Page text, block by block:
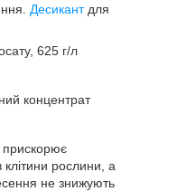
Десикантдля
625 г/л
концентрат
рослини, а
не знижують